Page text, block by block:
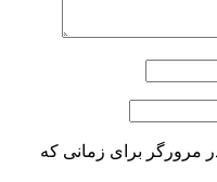
مرورگر برای زمانی که